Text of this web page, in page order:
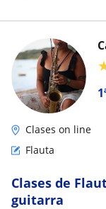
Clases on line
Flauta
Clases de
guitarra